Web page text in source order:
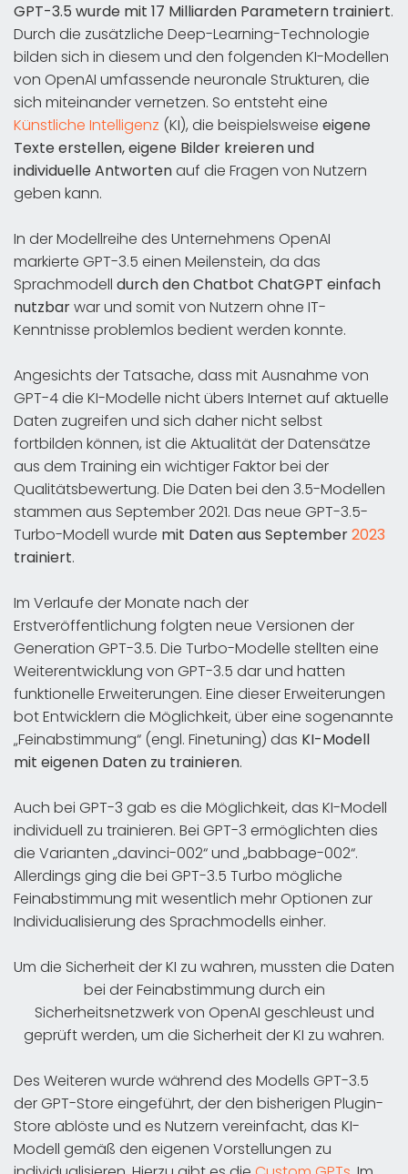
GPT-3.5 wurde mit 17 Milliarden Parametern trainiert.
Durch die zusätzliche Deep-Learning-Technologie
bilden sich in diesem und den folgenden KI-Modellen
von OpenAI umfassende neuronale Strukturen, die
sich miteinander vernetzen. So entsteht eine
Künstliche Intelligenz (KI), die beispielsweise eigene
Texte erstellen, eigene Bilder kreieren und
individuelle Antwortenauf die Fragen von Nutzern
geben kann.
In der Modellreihe des Unternehmens OpenAI
markierte GPT-3.5 einen Meilenstein, da das
Sprachmodell durch den Chatbot ChatGPT einfach
nutzbarwar und somit von Nutzern ohne IT-
Kenntnisse problemlos bedient werden konnte.
Angesichts der Tatsache, dass mit Ausnahme von
GPT-4 die KI-Modelle nicht übers Internet auf aktuelle
Daten zugreifen und sich daher nicht selbst
fortbilden können, ist die Aktualität der Datensätze
aus dem Training ein wichtiger Faktor bei der
Qualitätsbewertung. Die Daten bei den 3.5-Modellen
stammen aus September 2021. Das neue GPT-3.5-
Turbo-Modell wurde mit Daten aus September2023
trainiert.
Im Verlaufe der Monate nach der
Erstveröffentlichung folgten neue Versionen der
Generation GPT-3.5. Die Turbo-Modelle stellten eine
Weiterentwicklung von GPT-3.5 dar und hatten
funktionelle Erweiterungen. Eine dieser Erweiterungen
bot Entwicklern die Möglichkeit, über eine sogenannte
„Feinabstimmung“ (engl. Finetuning) das KI-Modell
mit eigenen Daten zu trainieren.
Auch bei GPT-3 gab es die Möglichkeit, das KI-Modell
individuell zu trainieren. Bei GPT-3 ermöglichten dies
die Varianten „davinci-002“ und „babbage-002“.
Allerdings ging die bei GPT-3.5 Turbo mögliche
Feinabstimmung mit wesentlich mehr Optionen zur
Individualisierung des Sprachmodells einher.
Um die Sicherheit der KI zu wahren, mussten die Daten
bei der Feinabstimmung durch ein
Sicherheitsnetzwerk von OpenAI geschleust und
geprüft werden, um die Sicherheit der KI zu wahren.
Des Weiteren wurde während des Modells GPT-3.5
der GPT-Store eingeführt, der den bisherigen Plugin-
Store ablöste und es Nutzern vereinfacht, das KI-
Modell gemäß den eigenen Vorstellungen zu